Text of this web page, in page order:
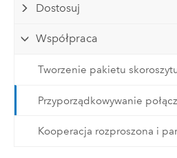
Dostosuj
Współpraca
Tworzenie pakietu
Przyporządkowywanie
Kooperacja rozproszona i